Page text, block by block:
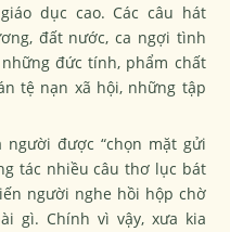
dục cao. Các câu hát
đất nước, ca ngợi tình
đức tính, phẩm chất
tệ nạn xã hội, những tập
được “chọn mặt gửi
tác nhiều câu thơ lục bát
người nghe hồi hộp chờ
gì. Chính vì vậy, xưa kia